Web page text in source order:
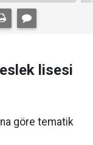
lisesi
göre tematik